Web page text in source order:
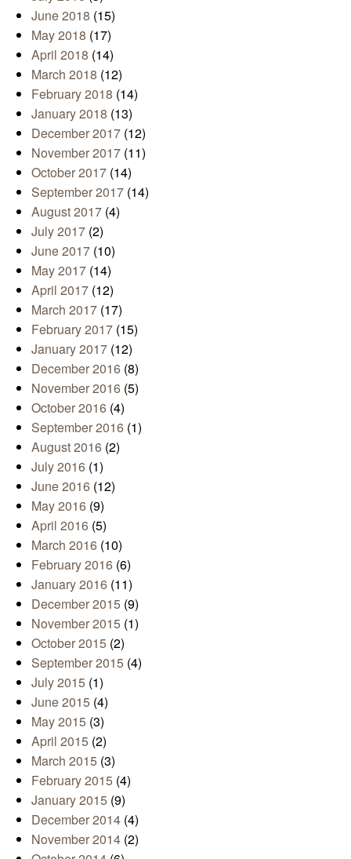
June 2018 (15)
May 2018 (17)
April 2018 (14)
March 2018 (12)
February 2018 (14)
January 2018 (13)
December 2017 (12)
November 2017 (11)
October 2017 (14)
September 2017 (14)
August 2017 (4)
July 2017 (2)
June 2017 (10)
May 2017 (14)
April 2017 (12)
March 2017 (17)
February 2017 (15)
January 2017 (12)
December 2016 (8)
November 2016 (5)
October 2016 (4)
September 2016 (1)
August 2016 (2)
July 2016 (1)
June 2016 (12)
May 2016 (9)
April 2016 (5)
March 2016 (10)
February 2016 (6)
January 2016 (11)
December 2015 (9)
November 2015 (1)
October 2015 (2)
September 2015 (4)
July 2015 (1)
June 2015 (4)
May 2015 (3)
April 2015 (2)
March 2015 (3)
February 2015 (4)
January 2015 (9)
December 2014 (4)
November 2014 (2)